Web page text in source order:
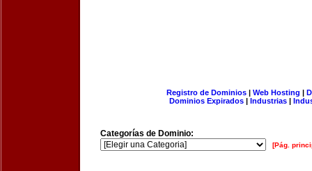
Registro de Dominios| Web Hosting |
Dominios Expirados | Industrias |
Categorías de Dominio:
[Pág.